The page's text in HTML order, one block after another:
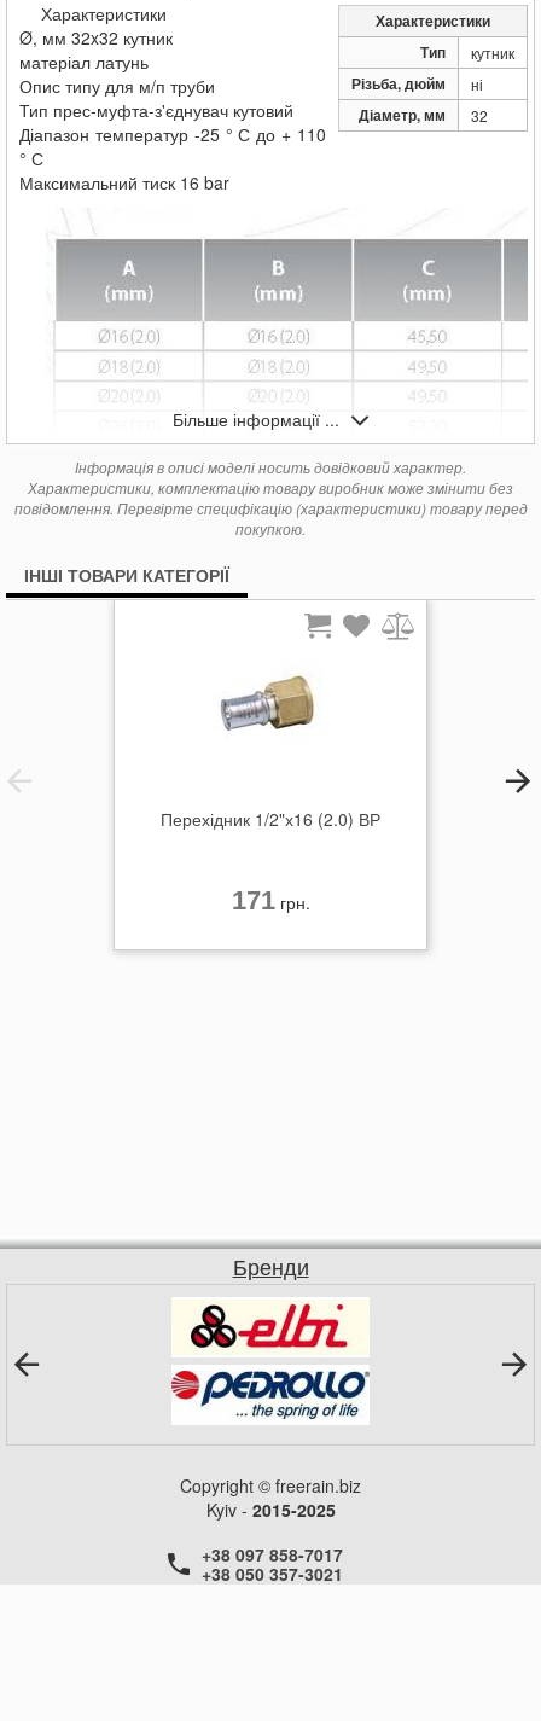
Характеристики
Тип
кутник
Різьба, дюйм ні
Діаметр, мм 32
Характеристики
Ø, мм 32x32 кутник
матеріал латунь
Опис типу для м/п труби
Тип прес-муфта-з'єднувач кутовий
Діапазон температур -25 ° С до + 110
° С
Максимальний тиск 16 bar
Більше інформації ...
Інформація в описі моделі носить довідковий характер.
Характеристики, комплектацію товару виробник може змінити без
повідомлення. Перевірте специфікацію (характеристики) товару перед
покупкою.
ІНШІ ТОВАРИ КАТЕГОРІЇ
Перехідник 1/2"х16 (2.0) ВР
171грн.
Бренди
Copyright © freerain.biz
Kyiv - 2015-2025
+38 097 858-7017
+38 050 357-3021